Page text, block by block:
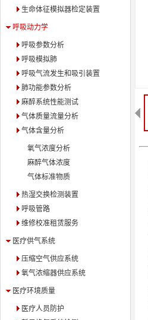
生命体征模拟器检定装置
呼吸动力学
呼吸参数分析
呼吸模拟肺
呼吸气流发生和吸引装置
肺功能参数分析
麻醉系统性能测试
气体质量流量分析
气体含量分析
氧气浓度分析
麻醉气体浓度
气体标准物质
热湿交换检测装置
呼吸管路
维修校准租赁服务
医疗供气系统
压缩空气供应系统
氧气浓缩器供应系统
医疗环境质量
医疗人员防护